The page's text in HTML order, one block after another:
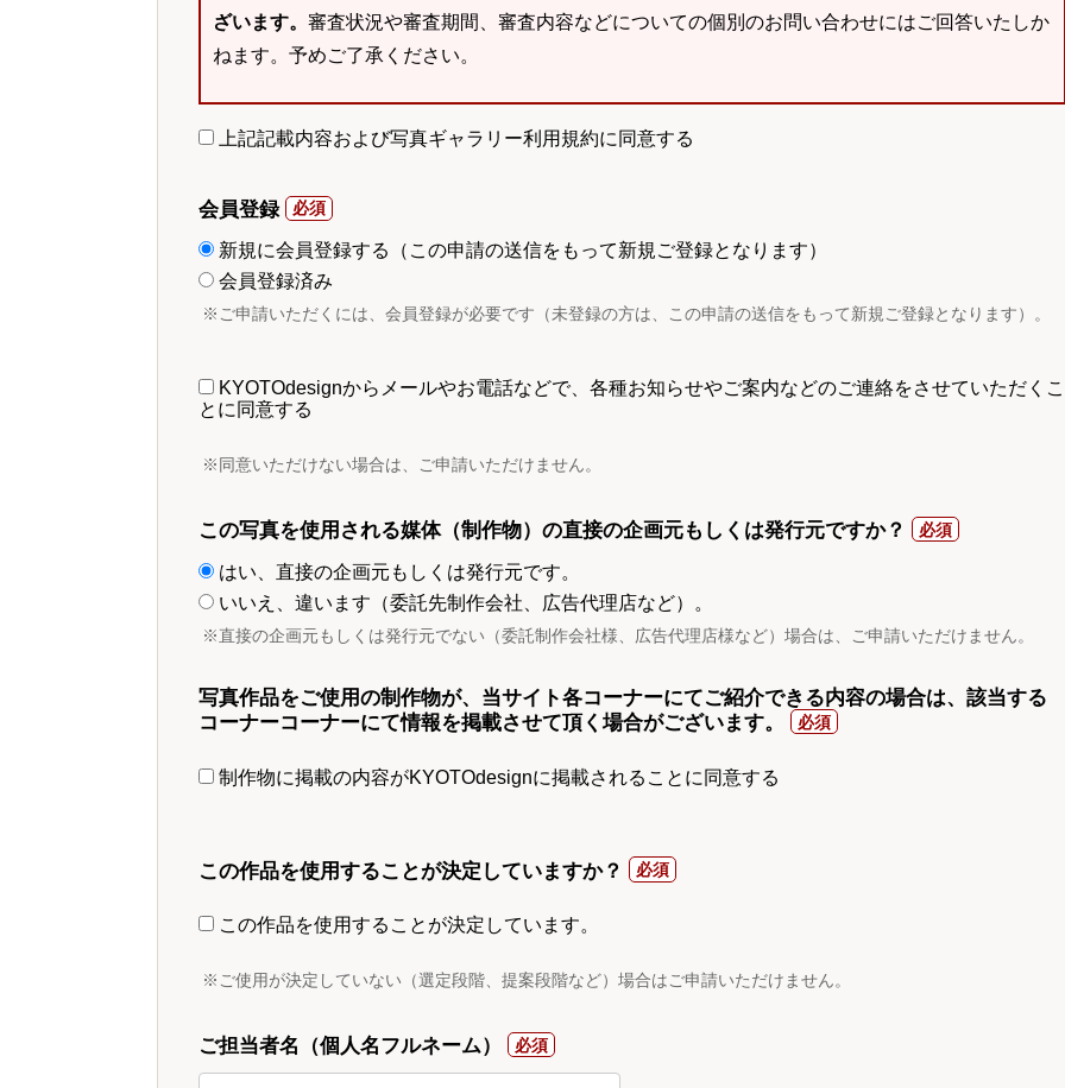
ざいます。 審査状況や審査期間、審査内容などについての個別のお問い合わせにはご回答いたしか
ねます。予めご了承ください。
上記記載内容および写真ギャラリー利用規約に同意する
会員登録
新規に会員登録する（この申請の送信をもって新規ご登録となります）
会員登録済み
※ご申請いただくには、会員登録が必要です（未登録の方は、この申請の送信をもって新規ご登録となります）。
KYOTOdesignからメールやお電話などで、各種お知らせやご案内などのご連絡をさせていただくこ
とに同意する
※同意いただけない場合は、ご申請いただけません。
この写真を使用される媒体（制作物）の直接の企画元もしくは発行元ですか？
はい、直接の企画元もしくは発行元です。
いいえ、違います（委託先制作会社、広告代理店など）。
※直接の企画元もしくは発行元でない（委託制作会社様、広告代理店様など）場合は、ご申請いただけません。
写真作品をご使用の制作物が、当サイト各コーナーにてご紹介できる内容の場合は、該当する
コーナーコーナーにて情報を掲載させて頂く場合がございます。
制作物に掲載の内容がKYOTOdesignに掲載されることに同意する
この作品を使用することが決定していますか？
この作品を使用することが決定しています。
※ご使用が決定していない（選定段階、提案段階など）場合はご申請いただけません。
ご担当者名（個人名フルネーム）